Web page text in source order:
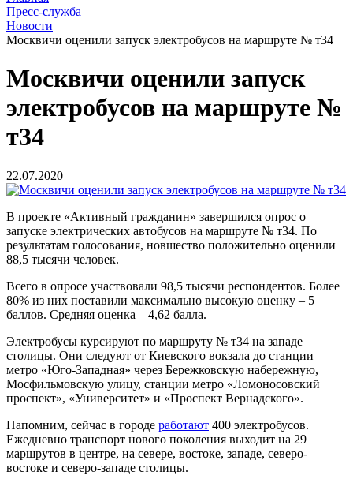
Пресс-служба
Новости
Москвичи оценили запуск электробусов на маршруте № т34
Москвичи оценили запуск
электробусов на маршруте №
т34
22.07.2020
В проекте «Активный гражданин» завершился опрос о
запуске электрических автобусов на маршруте № т34. По
результатам голосования, новшество положительно оценили
88,5 тысячи человек.
Всего в опросе участвовали 98,5 тысячи респондентов. Более
80% из них поставили максимально высокую оценку – 5
баллов. Средняя оценка – 4,62 балла.
Электробусы курсируют по маршруту № т34 на западе
столицы. Они следуют от Киевского вокзала до станции
метро «Юго-Западная» через Бережковскую набережную,
Мосфильмовскую улицу, станции метро «Ломоносовский
проспект», «Университет» и «Проспект Вернадского».
Напомним, сейчас в городе работают 400 электробусов.
Ежедневно транспорт нового поколения выходит на 29
маршрутов в центре, на севере, востоке, западе, северо-
востоке и северо-западе столицы.